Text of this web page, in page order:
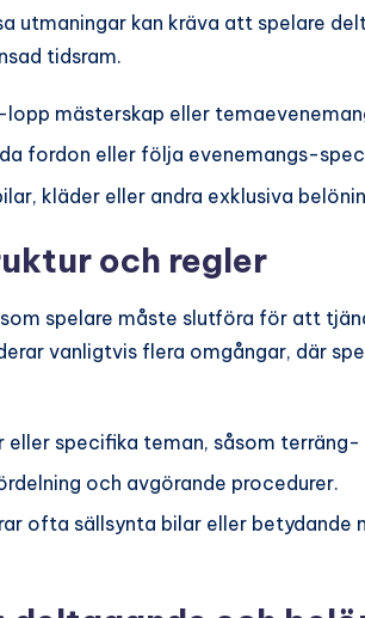
utmaningar kan kräva att spelare
tidsram.
mästerskap eller
fordon eller följa evenemangs-
kläder eller andra exklusiva
och regler
spelare måste slutföra för att
vanligtvis flera omgångar, där
eller specifika teman, såsom
och avgörande procedurer.
ofta sällsynta bilar eller betydande